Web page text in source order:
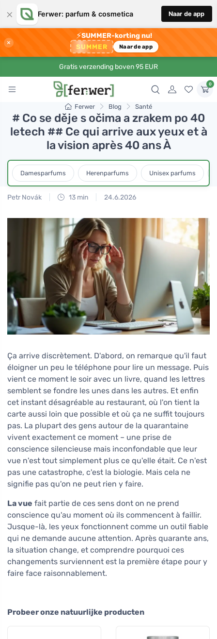
× Ferwer: parfum & cosmetica Naar de app
×
⚡SUMMER-korting nu!
SUMMER Naar de app
Gratis verzending boven 95 EUR
0
Ferwer Blog Santé
# Co se děje s očima a zrakem po 40
letech ## Ce qui arrive aux yeux et à
la vision après 40 ans À
Damesparfums Herenparfums Unisex parfums
Petr Novák 13 min 24.6.2026
Ça arrive discrètement. D'abord, on remarque qu'il faut
éloigner un peu le téléphone pour lire un message. Puis
vient ce moment le soir avec un livre, quand les lettres
semblent se fondre les unes dans les autres. Et enfin
cet instant désagréable au restaurant, où l'on tient la
carte aussi loin que possible et où ça ne suffit toujours
pas. La plupart des gens autour de la quarantaine
vivent exactement ce moment – une prise de
conscience silencieuse mais inconfondable que leur
vue n'est tout simplement plus ce qu'elle était. Ce n'est
pas une catastrophe, c'est la biologie. Mais cela ne
signifie pas qu'on ne peut rien y faire.
La vue fait partie de ces sens dont on ne prend
conscience qu'au moment où ils commencent à faillir.
Jusque-là, les yeux fonctionnent comme un outil fiable
qui ne demande aucune attention. Après quarante ans,
la situation change, et comprendre pourquoi ces
changements surviennent est la première étape pour y
faire face raisonnablement.
Probeer onze natuurlijke producten